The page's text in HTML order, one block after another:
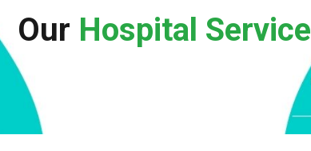
Our Hospital Service